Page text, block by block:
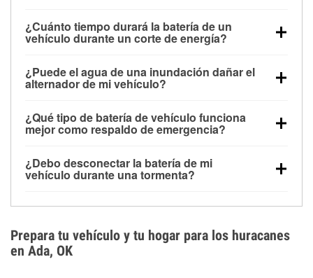
¿Cuánto tiempo durará la batería de un
vehículo durante un corte de energía?
alimentar pequeños accesorios durante un tiempo
limitado, pero el uso repetido sin conducir el vehículo
contar con un equipo de carga de respaldo para
cortes prolongados.
¿Puede el agua de una inundación dañar el
alternador de mi vehículo?
parte baja del compartimento del motor y pueden
dañarse si se sumergen, lo que puede provocar una
días después de la exposición.
¿Qué tipo de batería de vehículo funciona
mejor como respaldo de emergencia?
para aplicaciones de ciclo profundo porque son
selladas, resistentes a las vibraciones y más
¿Debo desconectar la batería de mi
vehículo durante una tormenta?
los daños por inundación. Evitar el agua estancada y
preparar opciones de carga de respaldo son
medidas de protección más efectivas.
Prepara tu vehículo y tu hogar para los huracanes
en Ada, OK